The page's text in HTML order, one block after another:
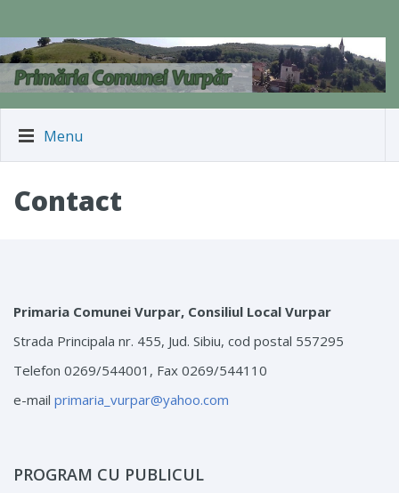
Menu
Contact
Primaria Comunei Vurpar, Consiliul Local Vurpar
Strada Principala nr. 455, Jud. Sibiu, cod postal 557295
Telefon 0269/544001, Fax 0269/544110
e-mail primaria_vurpar@yahoo.com
PROGRAM CU PUBLICUL